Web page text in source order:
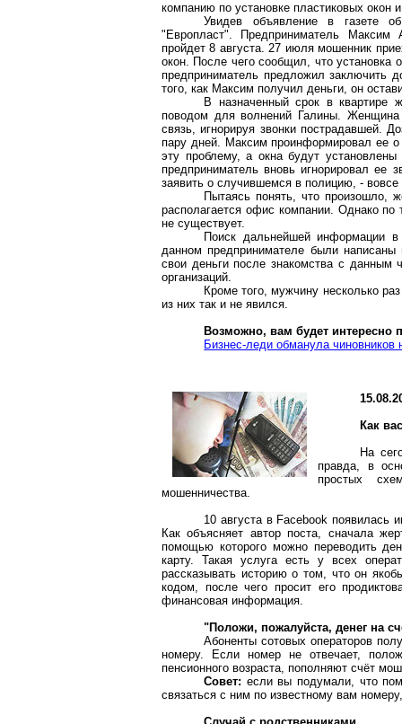
компанию по установке пластиковых окон
Увидев объявление в газете
"Европласт". Предприниматель Максим
пройдет 8 августа. 27 июля мошенник
окон. После чего сообщил, что установка
предприниматель предложил заключить
того, как Максим получил деньги, он
В назначенный срок в квартире
поводом для волнений Галины.
связь, игнорируя звонки пострадавшей.
пару дней. Максим проинформировал ее
эту проблему, а окна будут
предприниматель вновь игнорировал ее
заявить о случившемся в полицию, - вовсе
Пытаясь понять, что произошло,
располагается офис компании. Однако
не существует.
Поиск дальнейшей информации
данном предпринимателе были
свои деньги после знакомства с данным
организаций.
Кроме того, мужчину несколько
из них так и не явился.
Возможно, вам будет интересно
Бизнес-леди обманула
Как
На
правда, в
простых
мошенничества.
10 августа в Facebook
Как объясняет автор поста, сначала
помощью которого можно переводить
карту. Такая услуга есть у всех
рассказывать историю о том, что он
кодом, после чего просит его
финансовая информация.
"Положи, пожалуйста, денег на
Абоненты сотовых операторов
номеру. Если номер не отвечает,
пенсионного возраста, пополняют счёт
Совет: если вы подумали, что
связаться с ним по известному вам